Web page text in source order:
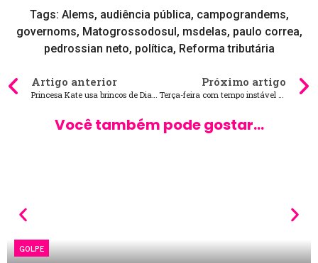
Tags: Alems, audiência pública, campograndems,
governoms, Matogrossodosul, msdelas, paulo correa,
pedrossian neto, política, Reforma tributária
Artigo anterior
Princesa Kate usa brincos de Diana no casamento real
Próximo artigo
Terça-feira com tempo instável em Mato Grosso do Sul
Você também pode gostar...
GOLPE